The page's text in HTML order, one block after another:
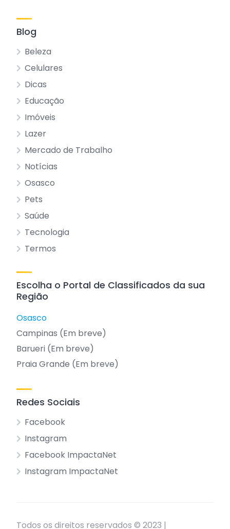
Blog
Beleza
Celulares
Dicas
Educação
Imóveis
Lazer
Mercado de Trabalho
Notícias
Osasco
Pets
Saúde
Tecnologia
Termos
Escolha o Portal de Classificados da sua
Região
Osasco
Campinas (Em breve)
Barueri (Em breve)
Praia Grande (Em breve)
Redes Sociais
Facebook
Instagram
Facebook ImpactaNet
Instagram ImpactaNet
Todos os direitos reservados © 2023 |